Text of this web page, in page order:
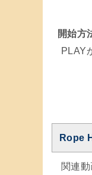
開始方
PLAY
Rope
関連動